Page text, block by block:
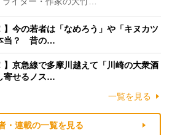
】今の若者は「なめろう」や「キヌカツ
当？ 昔の…
】京急線で多摩川越えて「川崎の大衆酒
寄せるノス…
一覧を見る
・連載の一覧を見る